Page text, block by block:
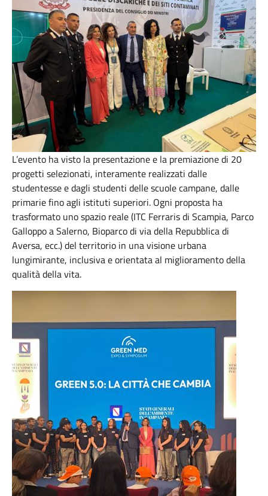
L’evento ha visto la presentazione e la premiazione di 20
progetti selezionati, interamente realizzati dalle
studentesse e dagli studenti delle scuole campane, dalle
primarie fino agli istituti superiori. Ogni proposta ha
trasformato uno spazio reale (ITC Ferraris di Scampia, Parco
Galloppo a Salerno, Bioparco di via della Repubblica di
Aversa, ecc.) del territorio in una visione urbana
lungimirante, inclusiva e orientata al miglioramento della
qualità della vita.